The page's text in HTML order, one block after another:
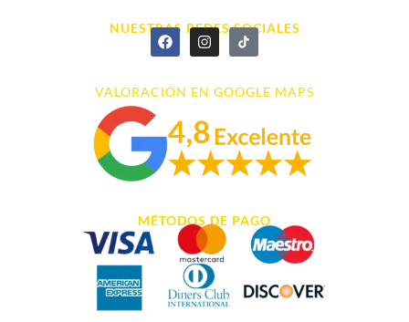
NUESTRAS REDES SOCIALES
VALORACIÓN EN GOOGLE MAPS
MÉTODOS DE PAGO